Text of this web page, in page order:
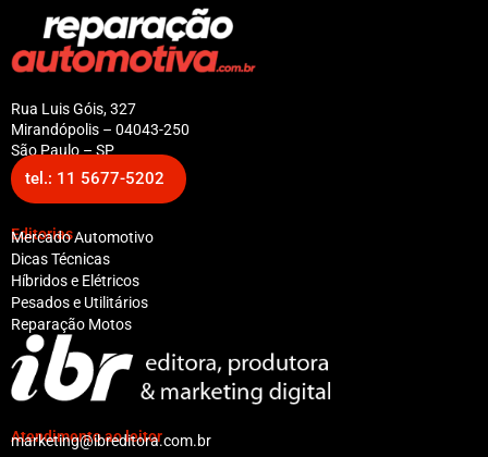
Rua Luis Góis, 327
Mirandópolis – 04043-250
São Paulo – SP
tel.: 11 5677-5202
Editorias
Mercado Automotivo
Dicas Técnicas
Híbridos e Elétricos
Pesados e Utilitários
Reparação Motos
Atendimento ao leitor
marketing@ibreditora.com.br